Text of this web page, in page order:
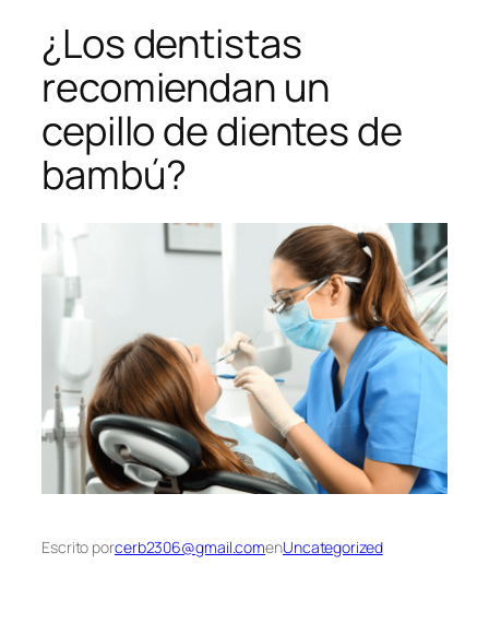
¿Los dentistas
recomiendan un
cepillo de dientes de
bambú?
Escrito porcerb2306@gmail.comenUncategorized